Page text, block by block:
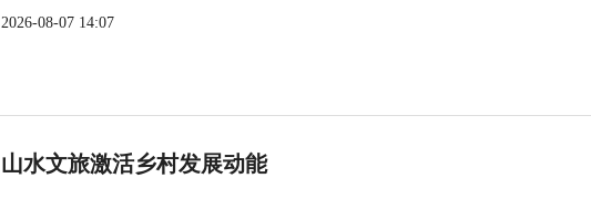
2026-08-07 14:07
山水文旅激活乡村发展动能